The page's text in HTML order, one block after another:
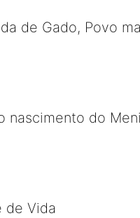
de Gado, Povo
do
de Vida